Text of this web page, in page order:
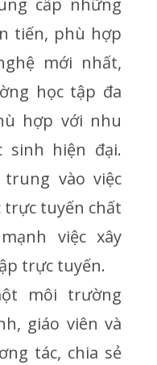
cấp những
tiến, phù hợp
mới nhất,
học tập đa
hợp với nhu
sinh hiện đại.
trung vào việc
trực tuyến chất
việc xây
trực tuyến.
môi trường
giáo viên và
tác, chia sẻ